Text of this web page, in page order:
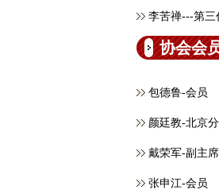
李苦禅---第三
协会会
包德鲁-会员
颜廷教-北京
戴荣军-副主席
张申江-会员